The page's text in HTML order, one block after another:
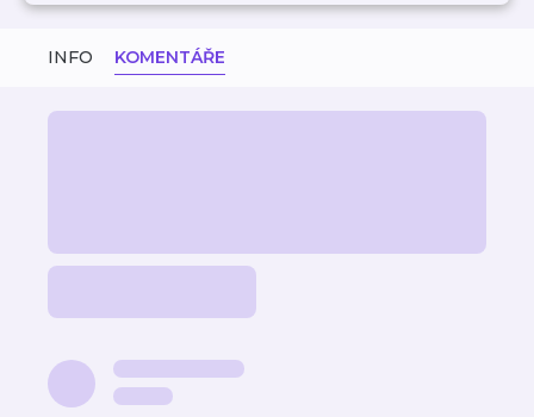
INFO KOMENTÁŘE